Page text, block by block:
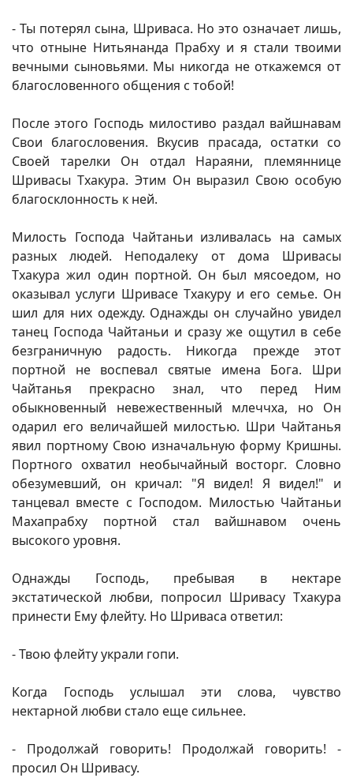
- Ты потерял сына, Шриваса. Но это означает лишь,
что отныне Нитьянанда Прабху и я стали твоими
вечными сыновьями. Мы никогда не откажемся от
благословенного общения с тобой!
После этого Господь милостиво раздал вайшнавам
Свои благословения. Вкусив прасада, остатки со
Своей тарелки Он отдал Нараяни, племяннице
Шривасы Тхакура. Этим Он выразил Свою особую
благосклонность к ней.
Милость Господа Чайтаньи изливалась на самых
разных людей. Неподалеку от дома Шривасы
Тхакура жил один портной. Он был мясоедом, но
оказывал услуги Шривасе Тхакуру и его семье. Он
шил для них одежду. Однажды он случайно увидел
танец Господа Чайтаньи и сразу же ощутил в себе
безграничную радость. Никогда прежде этот
портной не воспевал святые имена Бога. Шри
Чайтанья прекрасно знал, что перед Ним
обыкновенный невежественный млеччха, но Он
одарил его величайшей милостью. Шри Чайтанья
явил портному Свою изначальную форму Кришны.
Портного охватил необычайный восторг. Словно
обезумевший, он кричал: "Я видел! Я видел!" и
танцевал вместе с Господом. Милостью Чайтаньи
Махапрабху портной стал вайшнавом очень
высокого уровня.
Однажды Господь, пребывая в нектаре
экстатической любви, попросил Шривасу Тхакура
принести Ему флейту. Но Шриваса ответил:
- Твою флейту украли гопи.
Когда Господь услышал эти слова, чувство
нектарной любви стало еще сильнее.
- Продолжай говорить! Продолжай говорить! -
просил Он Шривасу.